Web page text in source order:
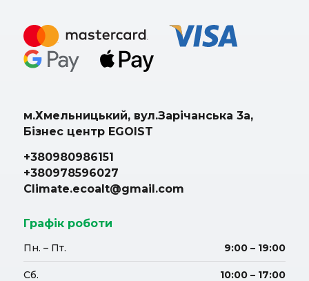
м.Хмельницький, вул.Зарічанська 3а,
Бізнес центр EGOIST
+380980986151
+380978596027
Climate.ecoalt@gmail.com
Графік роботи
Пн. – Пт. 9:00 – 19:00
Сб. 10:00 – 17:00